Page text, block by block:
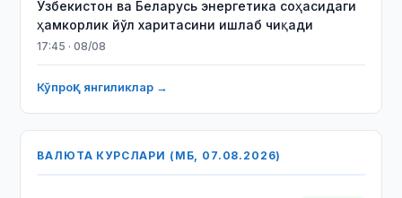
Ўзбекистон ва Беларусь энергетика соҳасидаги
ҳамкорлик йўл харитасини ишлаб чиқади
17:45 · 08/08
Кўпроқ янгиликлар →
ВАЛЮТА КУРСЛАРИ (МБ, 07.08.2026)